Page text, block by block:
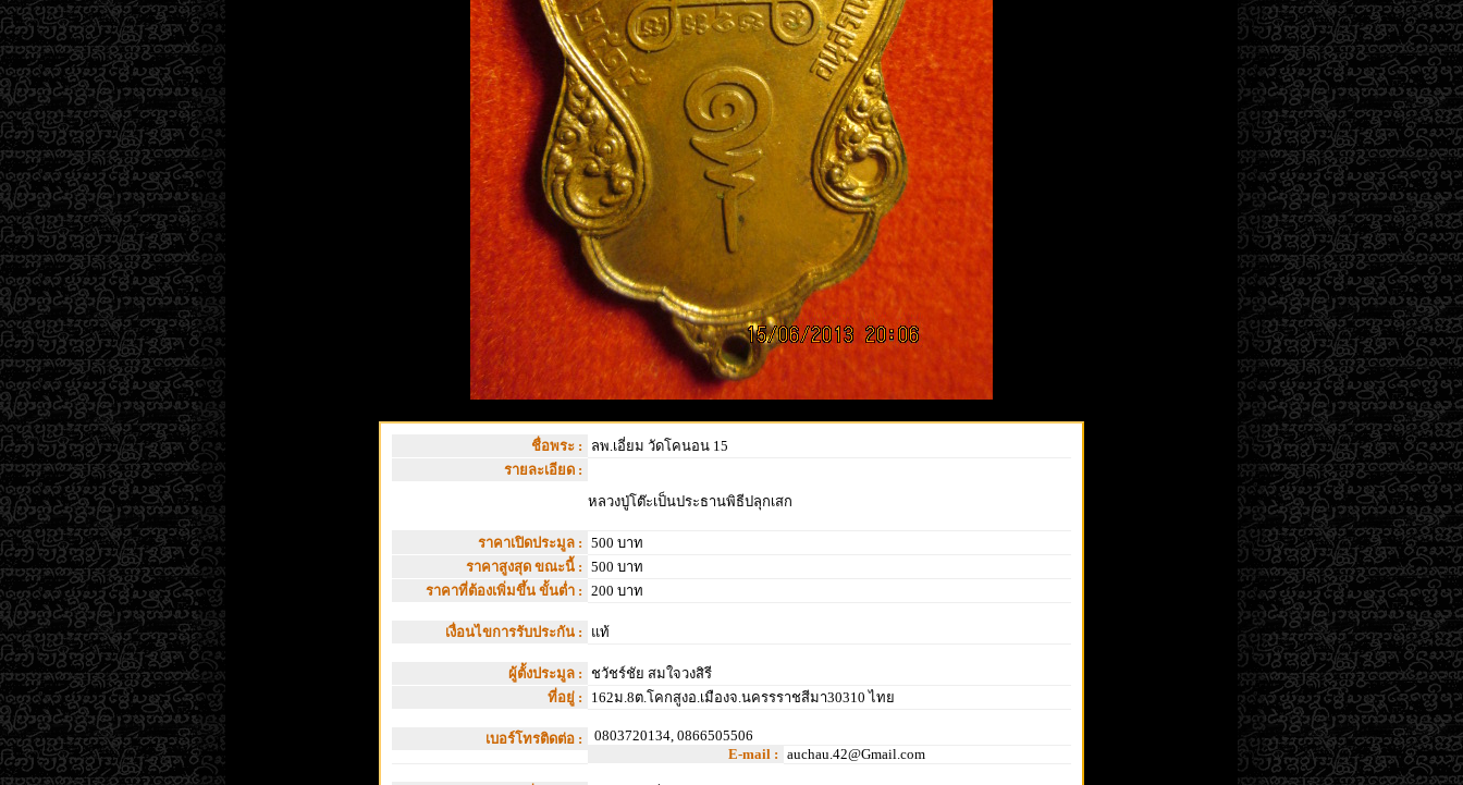
ชื่อพระ :
ลพ.เอี่ยม วัดโคนอน 15
รายละเอียด :
หลวงปู่โต๊ะเป็นประธานพิธีปลุกเสก
ราคาเปิดประมูล : 500 บาท
ราคาสูงสุด ขณะนี้ : 500 บาท
ราคาที่ต้องเพิ่มขึ้น ขั้นต่ำ : 200 บาท
เงื่อนไขการรับประกัน : แท้
ผู้ตั้งประมูล : ชวัชร์ชัย สมใจวงสิรี
ที่อยู่ :
162ม.8ต.โคกสูงอ.เมืองจ.นครรราชสีมา30310 ไทย
เบอร์โทรติดต่อ :
0803720134, 0866505506
E-mail : auchau.42@Gmail.com